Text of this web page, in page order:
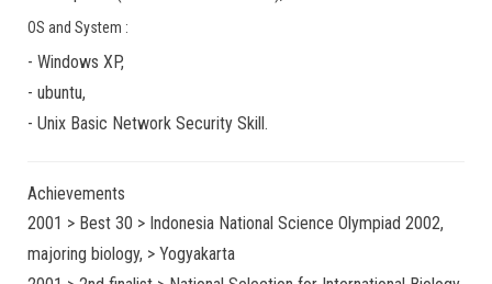
OS and System :
- Windows XP,
- ubuntu,
- Unix Basic Network Security Skill.
Achievements
2001 > Best 30 > Indonesia National Science Olympiad 2002,
majoring biology, > Yogyakarta